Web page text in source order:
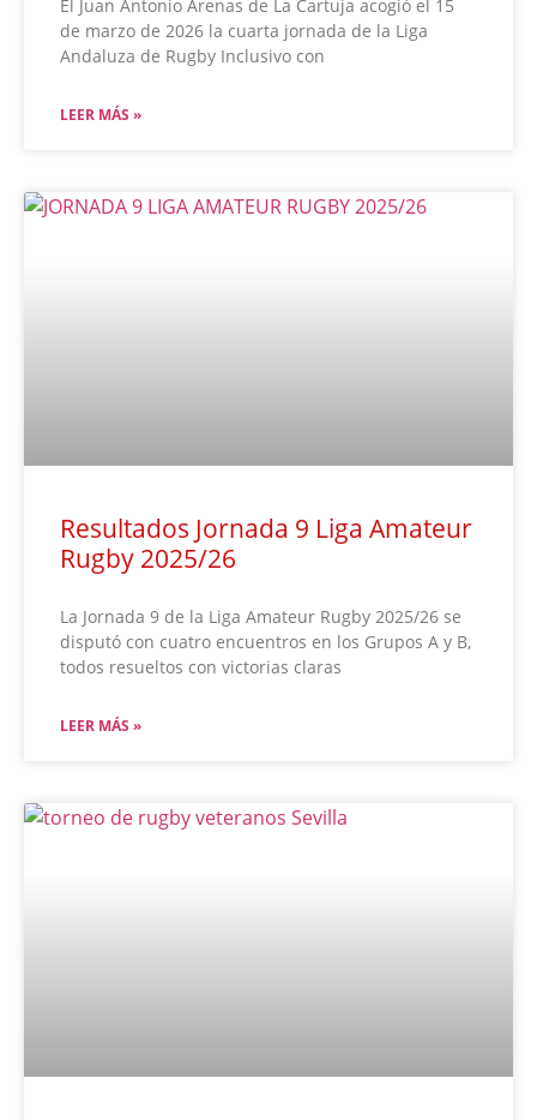
El Juan Antonio Arenas de La Cartuja acogió el 15
de marzo de 2026 la cuarta jornada de la Liga
Andaluza de Rugby Inclusivo con
LEER MÁS »
Resultados Jornada 9 Liga Amateur
Rugby 2025/26
La Jornada 9 de la Liga Amateur Rugby 2025/26 se
disputó con cuatro encuentros en los Grupos A y B,
todos resueltos con victorias claras
LEER MÁS »